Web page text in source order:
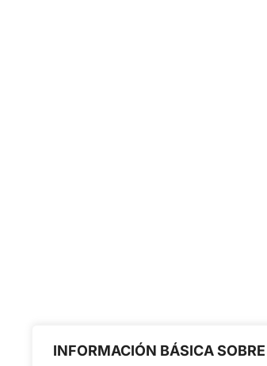
INFORMACIÓN BÁSICA